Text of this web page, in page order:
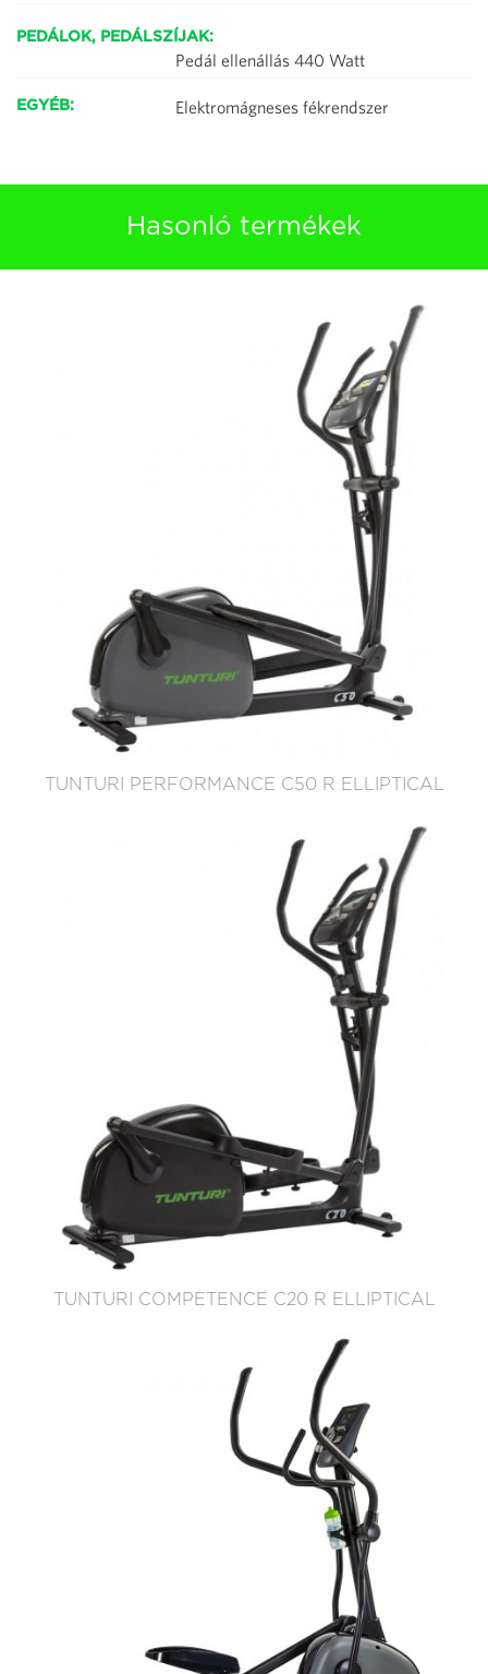
PEDÁLOK, PEDÁLSZÍJAK:
Pedál ellenállás 440 Watt
EGYÉB: Elektromágneses fékrendszer
Hasonló termékek
TUNTURI PERFORMANCE C50 R ELLIPTICAL
TUNTURI COMPETENCE C20 R ELLIPTICAL